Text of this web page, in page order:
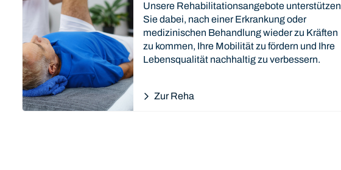
Unsere Rehabilitationsangebote unterstützen
Sie dabei, nach einer Erkrankung oder
medizinischen Behandlung wieder zu Kräften
zu kommen, Ihre Mobilität zu fördern und Ihre
Lebensqualität nachhaltig zu verbessern.
Zur Reha